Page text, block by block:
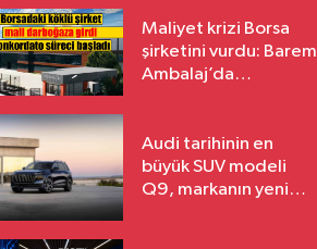
Maliyet krizi Borsa
şirketini vurdu: Barem
Ambalaj’da
Audi tarihinin en
büyük SUV modeli
Q9, markanın yeni